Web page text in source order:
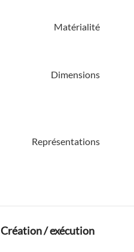
Matérialité
Dimensions
Représentations
Création / exécution